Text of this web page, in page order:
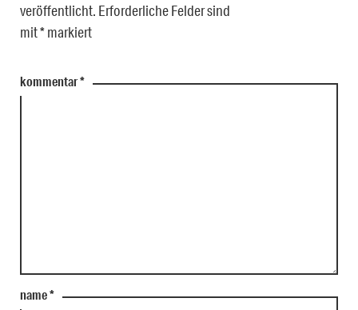
veröffentlicht. Erforderliche Felder sind
mit*markiert
kommentar*
name*